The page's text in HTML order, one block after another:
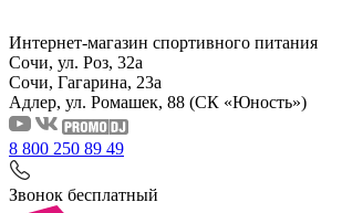
Интернет-магазин спортивного питания
Сочи, ул. Роз, 32а
Сочи, Гагарина, 23а
Адлер, ул. Ромашек, 88 (СК «Юность»)
8 800 250 89 49
Звонок бесплатный